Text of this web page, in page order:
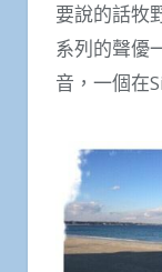
要說的話牧
系列的聲優
音，一個在